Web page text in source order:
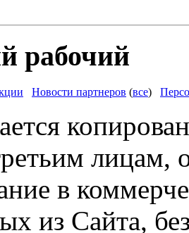
рабочий
Новости партнеров (все)
лицам,
в
из Сайта,